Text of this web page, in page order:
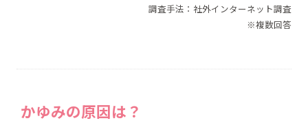
調査手法：社外インターネット調査
※複数回答
かゆみの原因は？